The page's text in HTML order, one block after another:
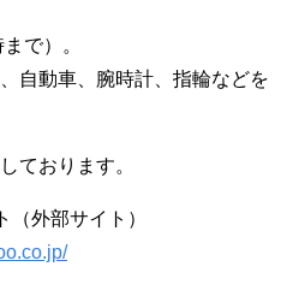
で）。
自動車、腕時計、指輪などを
ております。
外部サイト）